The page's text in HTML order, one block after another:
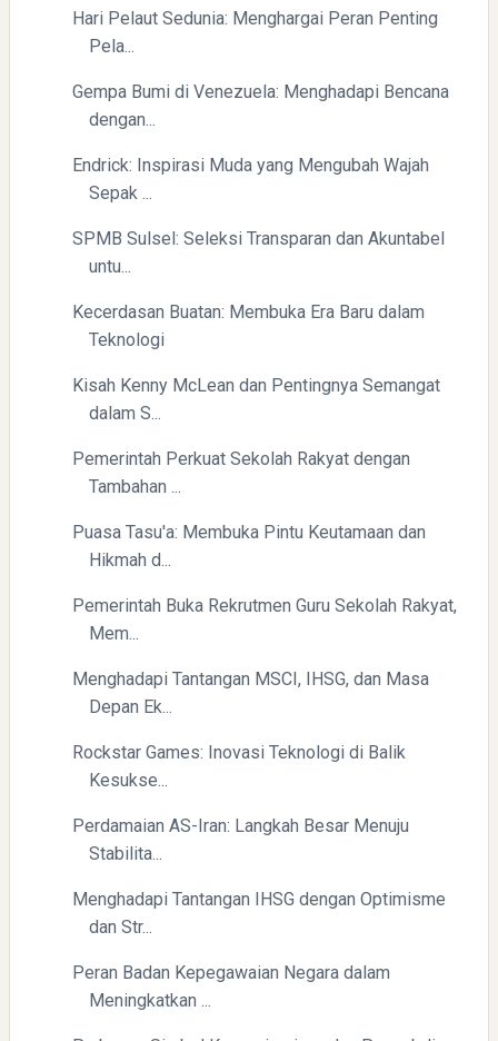
Yaqut Cholil Qoumas: Inspirasi Kepemimpinan dan
Directurat Jenderal Pajak: Langkah Signifikan Menuju
Hari Pelaut Sedunia: Menghargai Peran Penting
Pela...
Gempa Bumi di Venezuela: Menghadapi Bencana
dengan...
Endrick: Inspirasi Muda yang Mengubah Wajah
Sepak ...
SPMB Sulsel: Seleksi Transparan dan Akuntabel
untu...
Kecerdasan Buatan: Membuka Era Baru dalam
Teknologi
Kisah Kenny McLean dan Pentingnya Semangat
dalam S...
Pemerintah Perkuat Sekolah Rakyat dengan
Tambahan ...
Puasa Tasu'a: Membuka Pintu Keutamaan dan
Hikmah d...
Pemerintah Buka Rekrutmen Guru Sekolah Rakyat,
Mem...
Menghadapi Tantangan MSCI, IHSG, dan Masa
Depan Ek...
Rockstar Games: Inovasi Teknologi di Balik
Kesukse...
Perdamaian AS-Iran: Langkah Besar Menuju
Stabilita...
Menghadapi Tantangan IHSG dengan Optimisme
dan Str...
Peran Badan Kepegawaian Negara dalam
Meningkatkan ...